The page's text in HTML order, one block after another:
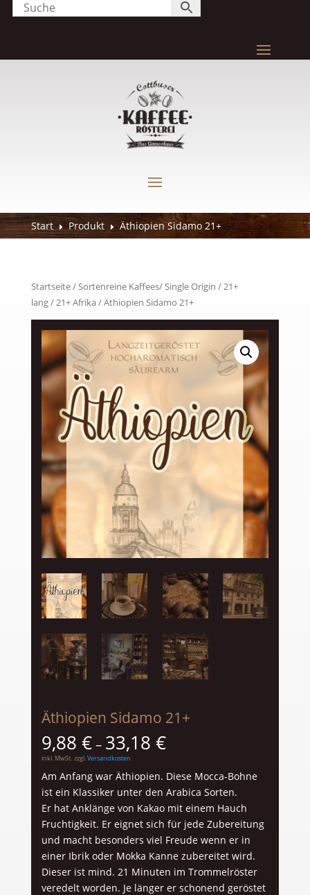
Start E Produkt E Äthiopien Sidamo 21+
Startseite/Sortenreine Kaffees/ Single Origin /21+
lang/21+ Afrika/ Äthiopien Sidamo 21+
Äthiopien Sidamo 21+
9,88 €– 33,18 €
inkl. MwSt. zzgl.Versandkosten
Am Anfang war Äthiopien. Diese Mocca-Bohne
ist ein Klassiker unter den Arabica Sorten.
Er hat Anklänge von Kakao mit einem Hauch
Fruchtigkeit. Er eignet sich für jede Zubereitung
und macht besonders viel Freude wenn er in
einer Ibrik oder Mokka Kanne zubereitet wird.
Dieser ist mind. 21 Minuten im Trommelröster
veredelt worden. Je länger er schonend geröstet